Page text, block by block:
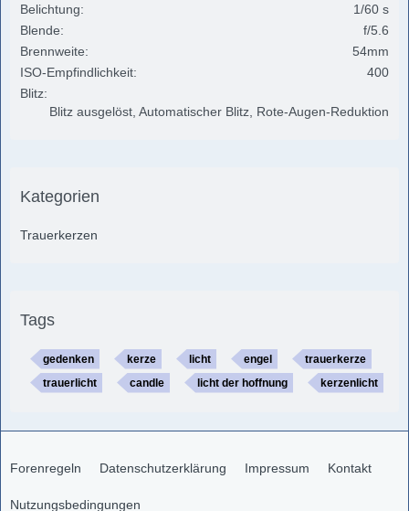
Belichtung
1/60 s
Blende
f/5.6
Brennweite
54mm
ISO-Empfindlichkeit
400
Blitz
Blitz ausgelöst, Automatischer Blitz, Rote-Augen-Reduktion
Kategorien
Trauerkerzen
Tags
gedenken kerze licht engel
trauerkerze
trauerlicht
candle licht der hoffnung kerzenlicht
Forenregeln Datenschutzerklärung Impressum Kontakt
Nutzungsbedingungen